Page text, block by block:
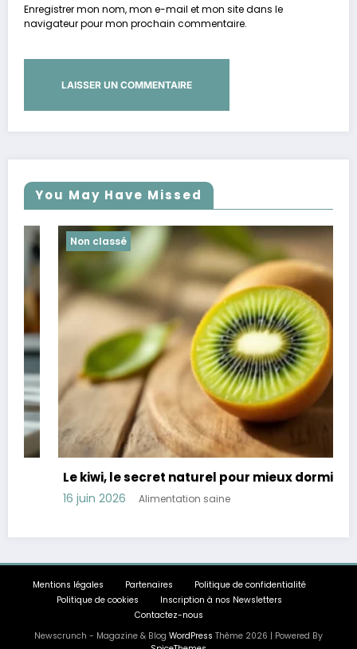
Enregistrer mon nom, mon e-mail et mon site dans le
navigateur pour mon prochain commentaire.
You May Have Missed
Non classé
Le kiwi, le secret naturel pour mieux dormir
16 juin 2026 Alimentation saine
Mentions légales Partenaires
Politique de confidentialité
Politique de cookies
Inscription à nos Newsletters
Contactez-nous
Newscrunch - Magazine & Blog WordPress Thème 2026 | Powered By